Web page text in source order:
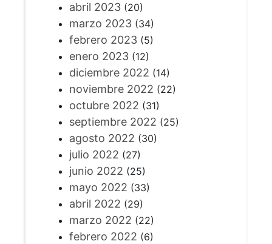
abril 2023(20)
marzo 2023(34)
febrero 2023(5)
enero 2023(12)
diciembre 2022 (14)
noviembre 2022 (22)
octubre 2022 (31)
septiembre 2022 (25)
agosto 2022 (30)
julio 2022 (27)
junio 2022 (25)
mayo 2022 (33)
abril 2022 (29)
marzo 2022 (22)
febrero 2022 (6)